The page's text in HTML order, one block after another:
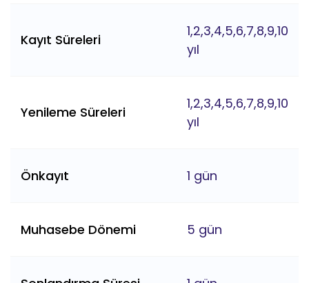
Kayıt Süreleri
1,2,3,4,5,6,7,8,9,10
yıl
Yenileme Süreleri
1,2,3,4,5,6,7,8,9,10
yıl
Önkayıt 1 gün
Muhasebe Dönemi 5 gün